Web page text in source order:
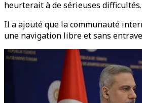
heurterait à de sérieuses difficultés.
Il a ajouté que la communauté
une navigation libre et sans